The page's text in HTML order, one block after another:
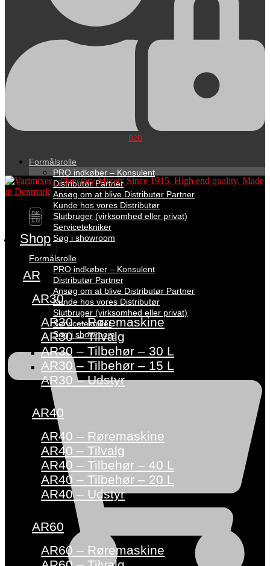
B2B
Formålsrolle
PRO indkøber – Konsulent
Distributør Partner
Ansøg om at blive Distributør Partner
Kunde hos vores Distributør
Slutbruger (virksomhed eller privat)
Servicetekniker
Søg i showroom
Formålsrolle
PRO indkøber – Konsulent
Distributør Partner
Ansøg om at blive Distributør Partner
Kunde hos vores Distributør
Slutbruger (virksomhed eller privat)
Servicetekniker
Søg i showroom
DK
EN
Shop
AR
AR30
AR30 – Røremaskine
AR30 – Tilvalg
AR30 – Tilbehør – 30 L
AR30 – Tilbehør – 15 L
AR30 – Udstyr
AR40
AR40 – Røremaskine
AR40 – Tilvalg
AR40 – Tilbehør – 40 L
AR40 – Tilbehør – 20 L
AR40 – Udstyr
AR60
AR60 – Røremaskine